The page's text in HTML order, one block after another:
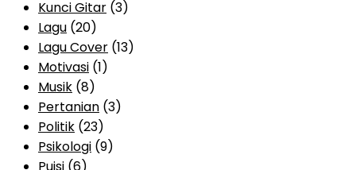
Kunci Gitar (3)
Lagu (20)
Lagu Cover (13)
Motivasi (1)
Musik (8)
Pertanian (3)
Politik (23)
Psikologi (9)